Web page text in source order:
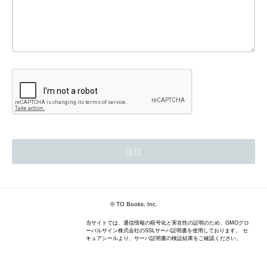
© TO Books, Inc.
当サイトでは、通信情報の暗号化と実在性の証明のため、GMOグロ
ーバルサイン株式会社のSSLサーバ証明書を使用しております。 セ
キュアシールより、サーバ証明書の検証結果をご確認ください。